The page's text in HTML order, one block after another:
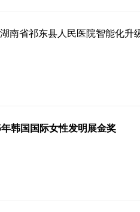
南省祁东县人民医院智能化升
韩国国际女性发明展金奖